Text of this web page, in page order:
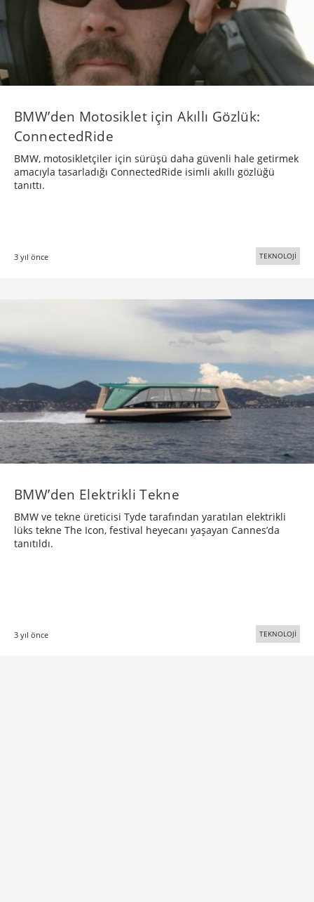
BMW’den Motosiklet için Akıllı Gözlük:
ConnectedRide
BMW, motosikletçiler için sürüşü daha güvenli hale getirmek
amacıyla tasarladığı ConnectedRide isimli akıllı gözlüğü
tanıttı.
3 yıl önce TEKNOLOJİ
BMW’den Elektrikli Tekne
BMW ve tekne üreticisi Tyde tarafından yaratılan elektrikli
lüks tekne The Icon, festival heyecanı yaşayan Cannes’da
tanıtıldı.
3 yıl önce TEKNOLOJİ